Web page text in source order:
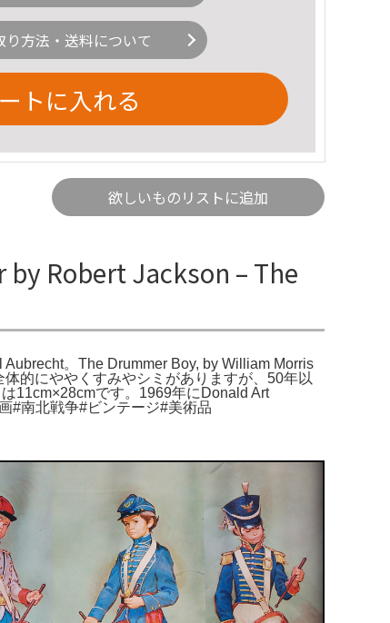
り方法・送料について
トに入れる
欲しいものリストに追加
Robert Jackson – The
。The Drummer Boy, by William Morris
的にややくすみやシミがありますが、50年以
11cm×28cmです。1969年にDonald Art
#南北戦争#ビンテージ#美術品